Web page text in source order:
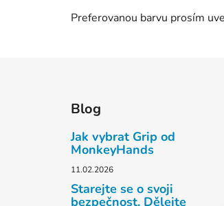
Preferovanou barvu prosím
Blog
Jak vybrat Grip od
MonkeyHands
11.02.2026
Starejte se o svoji
bezpečnost. Dělejte